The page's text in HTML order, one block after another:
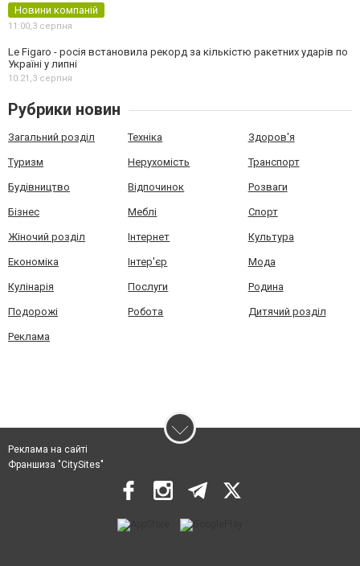
Новини компаній
11:00,3 серпня
Le Figaro - росія встановила рекорд за кількістю ракетних ударів по
Україні у липні
10:21,3 серпня
Рубрики новин
Загальний розділ Техніка Здоров'я
Туризм Нерухомість Транспорт
Будівництво Відпочинок Розваги
Бізнес Меблі Спорт
Жіночий розділ Інтернет Культура
Економіка Інтер'єр Мода
Кулінарія Послуги Родина
Подорожі Робота Дитячий розділ
Реклама
Реклама на сайті
Франшиза "CitySites"